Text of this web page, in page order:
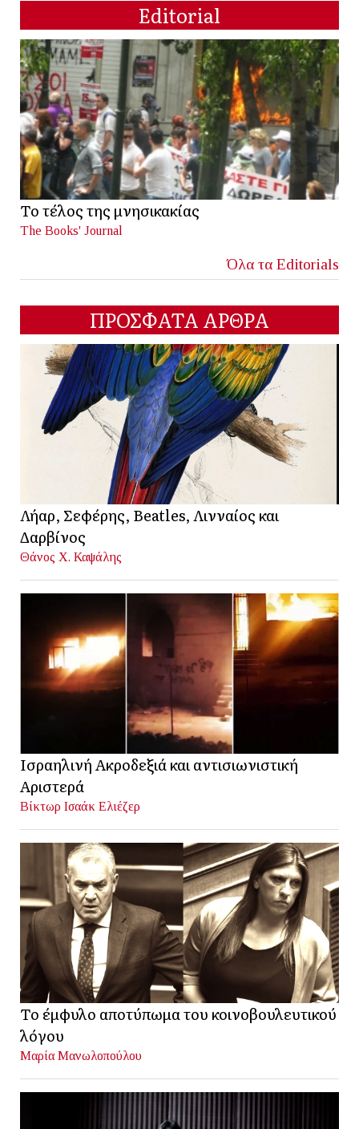
Editorial
Το τέλος της μνησικακίας
The Books' Journal
Όλα τα Editorials
ΠΡΟΣΦΑΤΑ ΑΡΘΡΑ
Λήαρ, Σεφέρης, Beatles, Λινναίος και
Δαρβίνος
Θάνος Χ. Καψάλης
Ισραηλινή Ακροδεξιά και αντισιωνιστική
Αριστερά
Βίκτωρ Ισαάκ Ελιέζερ
Το έμφυλο αποτύπωμα του κοινοβουλευτικού
λόγου
Μαρία Μανωλοπούλου